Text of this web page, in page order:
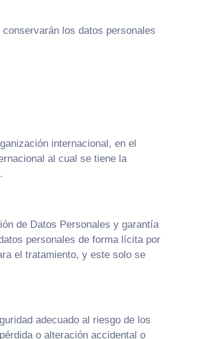
los datos personales
internacional, en el
al cual se tiene la
de Datos Personales y garantía
personales de forma lícita por
el tratamiento, y este solo se
adecuado al riesgo de los
o alteración accidental o